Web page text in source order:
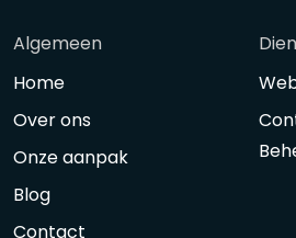
Algemeen
Home
Over ons
Onze aanpak
Blog
Contact